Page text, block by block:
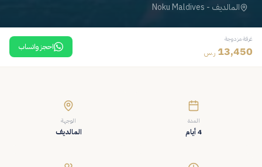
المالديف - Noku Maldives
غرفة مزدوجة
13,450 ر.س
احجز واتساب
المدة
4 أيام
الوجهة
المالديف